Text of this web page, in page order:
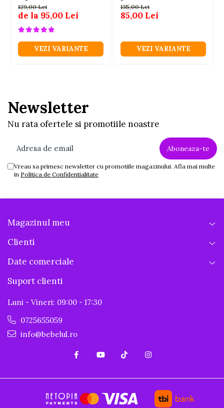
129,00 Lei
de la 95,00 Lei
VEZI VARIANTE
bermude
135,00 Lei
85,00 Lei
VEZI VARIANTE
Newsletter
Nu rata ofertele si promotiile noastre
Vreau sa primesc newsletter cu promotiile magazinului. Afla mai multe
in Politica de Confidentialitate
Magazinul meu
Clienti
Date comerciale
Suport clienti
Luni - Vineri: 09:00 - 17:30
0725655059
info@bebelul.ro